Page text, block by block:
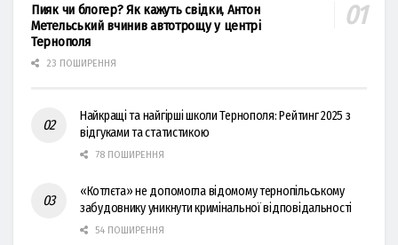
Пияк чи блогер? Як кажуть свідки, Антон
Метельський вчинив автотрощу у центрі
Тернополя
23 ПОШИРЕННЯ
Найкращі та найгірші школи Тернополя: Рейтинг 2025 з
відгуками та статистикою
78 ПОШИРЕННЯ
«Котлєта» не допомогла відомому тернопільському
забудовнику уникнути кримінальної відповідальності
54 ПОШИРЕННЯ